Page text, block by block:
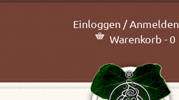
Einloggen / Anmelden
Warenkorb - 0